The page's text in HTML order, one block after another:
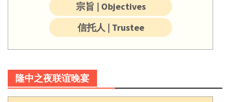
宗旨 | Objectives
信托人 | Trustee
隆中之夜联谊晚宴